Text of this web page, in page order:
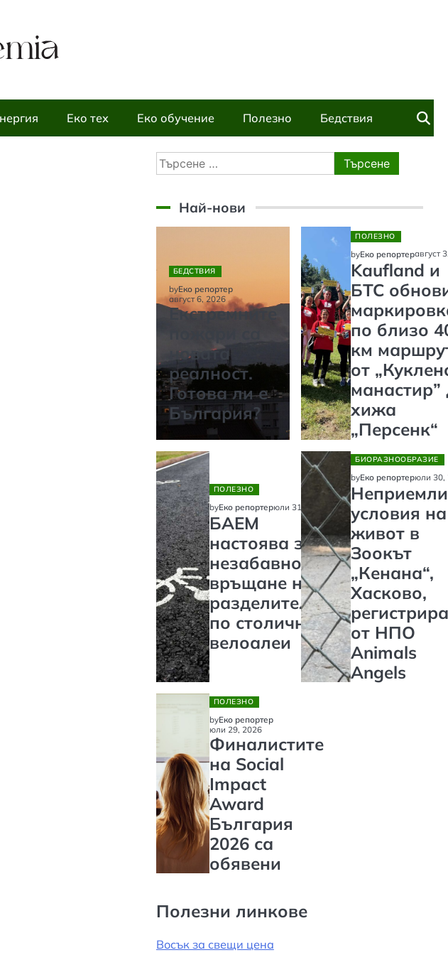
Еко тех Еко обучение Полезно Бедствия
Търсене
за:
Най-нови
БЕДСТВИЯ
byЕко репортер
август 6, 2026
Екстремните
новата
реалност.
Готова ли е
България?
ПОЛЕЗНО
byЕко репортеравгуст
Kaufland и
БТС
по близо
км
от
манастир”
хижа
„Персенк“
ПОЛЕЗНО
byЕко репортерюли 31, 2026
БАЕМ
настоява за
незабавно
връщане на
разделителите
по столичните
велоалеи
БИОРАЗНООБРАЗИЕ
byЕко репортерюли 30,
условия на
живот в
Зоокът
„Кенана“,
Хасково,
от НПО
Animals
Angels
ПОЛЕЗНО
byЕко репортер
юли 29, 2026
Финалистите
на Social
Impact
Award
България
2026 са
обявени
Полезни линкове
Восък за свещи цена